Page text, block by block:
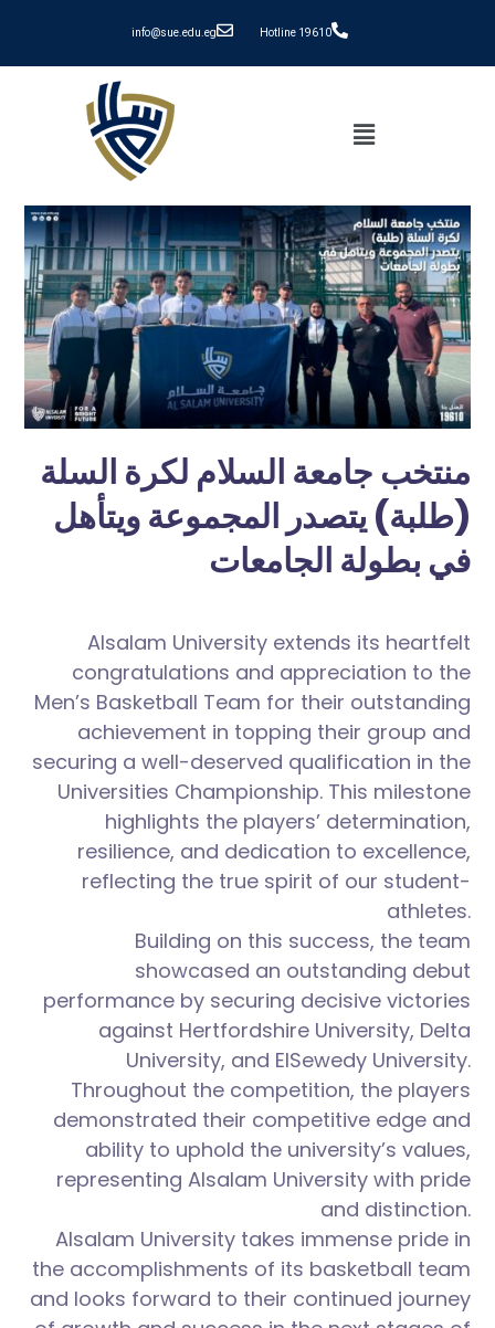
info@sue.edu.eg Hotline 19610
منتخب جامعة السلام لكرة السلة
(طلبة) يتصدر المجموعة ويتأهل
في بطولة الجامعات
Alsalam University extends its heartfelt
congratulations and appreciation to the
Men’s Basketball Team for their outstanding
achievement in topping their group and
securing a well-deserved qualification in the
Universities Championship. This milestone
highlights the players’ determination,
resilience, and dedication to excellence,
reflecting the true spirit of our student-
athletes.
Building on this success, the team
showcased an outstanding debut
performance by securing decisive victories
against Hertfordshire University, Delta
University, and ElSewedy University.
Throughout the competition, the players
demonstrated their competitive edge and
ability to uphold the university’s values,
representing Alsalam University with pride
and distinction.
Alsalam University takes immense pride in
the accomplishments of its basketball team
and looks forward to their continued journey